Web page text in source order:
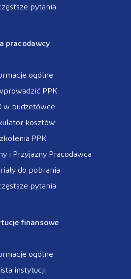
pytania
pracodawcy
ogólne
PPK
w budżetówce
kosztów
PPK
i Przyjazny Pracodawca
do pobrania
pytania
finansowe
ogólne
instytucji